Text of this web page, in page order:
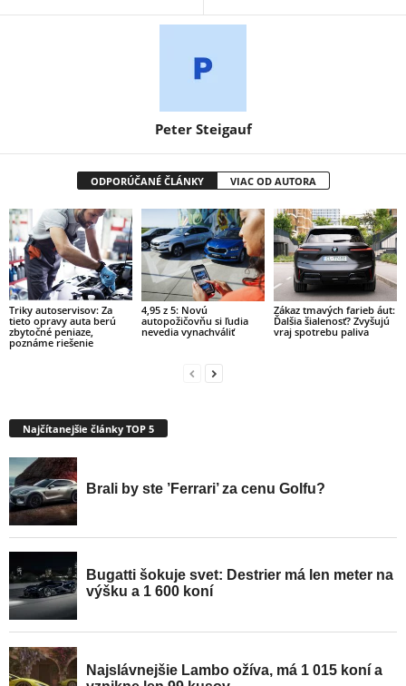
Peter Steigauf
ODPORÚČANÉ ČLÁNKY VIAC OD AUTORA
Triky autoservisov: Za
tieto opravy auta berú
zbytočné peniaze,
poznáme riešenie
4,95 z 5: Novú
autopožičovňu si ľudia
nevedia vynachváliť
Zákaz tmavých farieb áut:
Ďalšia šialenosť? Zvyšujú
vraj spotrebu paliva
Najčítanejšie články TOP 5